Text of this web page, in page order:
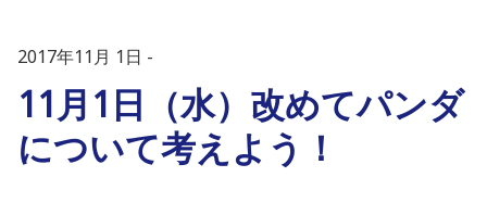
2017年11月 1日
11月1日（水）改めてパンダ
について考えよう！